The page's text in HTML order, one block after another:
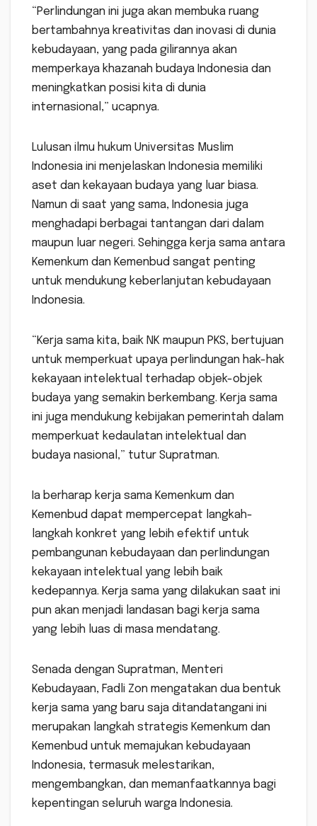
“Perlindungan ini juga akan membuka ruang
bertambahnya kreativitas dan inovasi di dunia
kebudayaan, yang pada gilirannya akan
memperkaya khazanah budaya Indonesia dan
meningkatkan posisi kita di dunia
internasional,” ucapnya.
Lulusan ilmu hukum Universitas Muslim
Indonesia ini menjelaskan Indonesia memiliki
aset dan kekayaan budaya yang luar biasa.
Namun di saat yang sama, Indonesia juga
menghadapi berbagai tantangan dari dalam
maupun luar negeri. Sehingga kerja sama antara
Kemenkum dan Kemenbud sangat penting
untuk mendukung keberlanjutan kebudayaan
Indonesia.
“Kerja sama kita, baik NK maupun PKS, bertujuan
untuk memperkuat upaya perlindungan hak-hak
kekayaan intelektual terhadap objek-objek
budaya yang semakin berkembang. Kerja sama
ini juga mendukung kebijakan pemerintah dalam
memperkuat kedaulatan intelektual dan
budaya nasional,” tutur Supratman.
Ia berharap kerja sama Kemenkum dan
Kemenbud dapat mempercepat langkah-
langkah konkret yang lebih efektif untuk
pembangunan kebudayaan dan perlindungan
kekayaan intelektual yang lebih baik
kedepannya. Kerja sama yang dilakukan saat ini
pun akan menjadi landasan bagi kerja sama
yang lebih luas di masa mendatang.
Senada dengan Supratman, Menteri
Kebudayaan, Fadli Zon mengatakan dua bentuk
kerja sama yang baru saja ditandatangani ini
merupakan langkah strategis Kemenkum dan
Kemenbud untuk memajukan kebudayaan
Indonesia, termasuk melestarikan,
mengembangkan, dan memanfaatkannya bagi
kepentingan seluruh warga Indonesia.